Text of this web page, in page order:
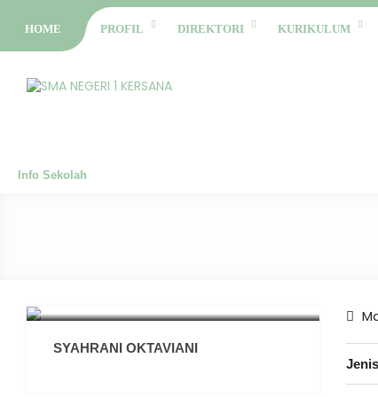
HOME PROFIL DIREKTORI KURIKULUM
Info Sekolah
SYAHRANI OKTAVIANI